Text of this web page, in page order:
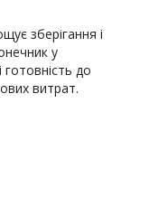
зберігання і
у
готовність до
витрат.